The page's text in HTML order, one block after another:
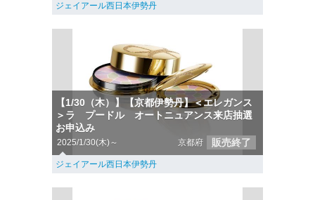
ジェイアール西日本伊勢丹
【1/30（木）】【京都伊勢丹】＜エレガンス
＞ラ プードル オートニュアンス来店抽選
お申込み
2025/1/30(木)～ 京都府 販売終了
ジェイアール西日本伊勢丹